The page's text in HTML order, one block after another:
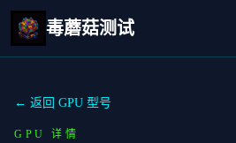
毒蘑菇测试
← 返回 GPU 型号
GPU 详情